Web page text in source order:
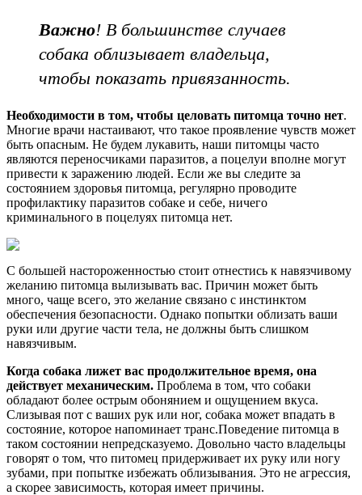
Важно! В большинстве случаев
собака облизывает владельца,
чтобы показать привязанность.
Необходимости в том, чтобы целовать питомца точно нет.
Многие врачи настаивают, что такое проявление чувств может
быть опасным. Не будем лукавить, наши питомцы часто
являются переносчиками паразитов, а поцелуи вполне могут
привести к заражению людей. Если же вы следите за
состоянием здоровья питомца, регулярно проводите
профилактику паразитов собаке и себе, ничего
криминального в поцелуях питомца нет.
С большей настороженностью стоит отнестись к навязчивому
желанию питомца вылизывать вас. Причин может быть
много, чаще всего, это желание связано с инстинктом
обеспечения безопасности. Однако попытки облизать ваши
руки или другие части тела, не должны быть слишком
навязчивым.
Когда собака лижет вас продолжительное время, она
действует механическим. Проблема в том, что собаки
обладают более острым обонянием и ощущением вкуса.
Слизывая пот с ваших рук или ног, собака может впадать в
состояние, которое напоминает транс.Поведение питомца в
таком состоянии непредсказуемо. Довольно часто владельцы
говорят о том, что питомец придерживает их руку или ногу
зубами, при попытке избежать облизывания. Это не агрессия,
а скорее зависимость, которая имеет причины.